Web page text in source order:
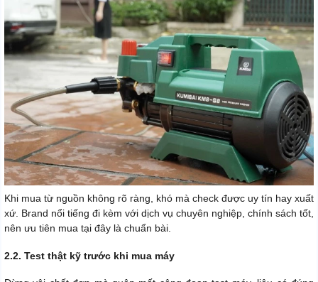
Khi mua từ nguồn không rõ ràng, khó mà check được uy tín hay xuất
xứ. Brand nổi tiếng đi kèm với dịch vụ chuyên nghiệp, chính sách tốt,
nên ưu tiên mua tại đây là chuẩn bài.
2.2. Test thật kỹ trước khi mua máy